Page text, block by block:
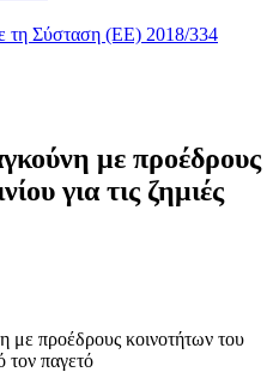
Σύσταση (ΕΕ) 2018/334
με προέδρους
για τις ζημιές
προέδρους κοινοτήτων του
τον παγετό